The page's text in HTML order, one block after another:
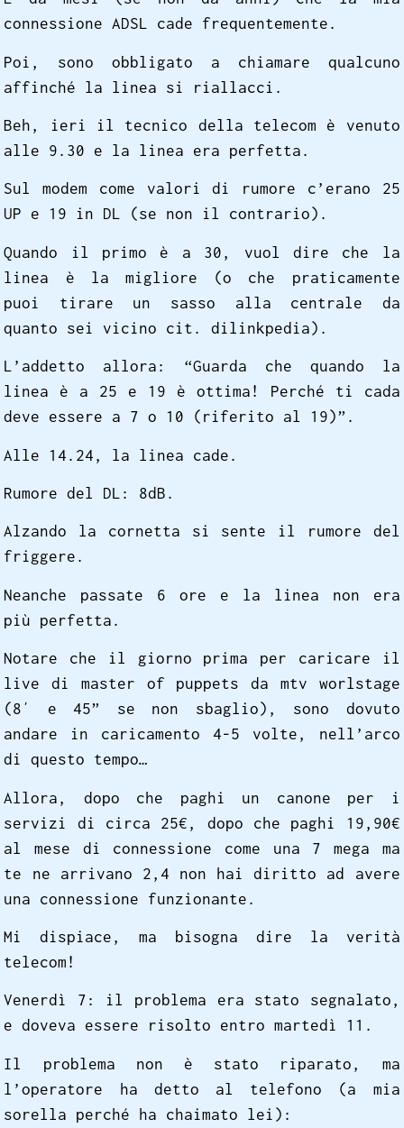
connessione ADSL cade frequentemente.
Poi, sono obbligato a chiamare qualcuno
affinché la linea si riallacci.
Beh, ieri il tecnico della telecom è venuto
alle 9.30 e la linea era perfetta.
Sul modem come valori di rumore c’erano 25
UP e 19 in DL (se non il contrario).
Quando il primo è a 30, vuol dire che la
linea è la migliore (o che praticamente
puoi tirare un sasso alla centrale da
quanto sei vicino cit. dilinkpedia).
L’addetto allora: “Guarda che quando la
linea è a 25 e 19 è ottima! Perché ti cada
deve essere a 7 o 10 (riferito al 19)”.
Alle 14.24, la linea cade.
Rumore del DL: 8dB.
Alzando la cornetta si sente il rumore del
friggere.
Neanche passate 6 ore e la linea non era
più perfetta.
Notare che il giorno prima per caricare il
live di master of puppets da mtv worlstage
(8′ e 45” se non sbaglio), sono dovuto
andare in caricamento 4-5 volte, nell’arco
di questo tempo…
Allora, dopo che paghi un canone per i
servizi di circa 25€, dopo che paghi 19,90€
al mese di connessione come una 7 mega ma
te ne arrivano 2,4 non hai diritto ad avere
una connessione funzionante.
Mi dispiace, ma bisogna dire la verità
telecom!
Venerdì 7: il problema era stato segnalato,
e doveva essere risolto entro martedì 11.
Il problema non è stato riparato, ma
l’operatore ha detto al telefono (a mia
sorella perché ha chaimato lei):